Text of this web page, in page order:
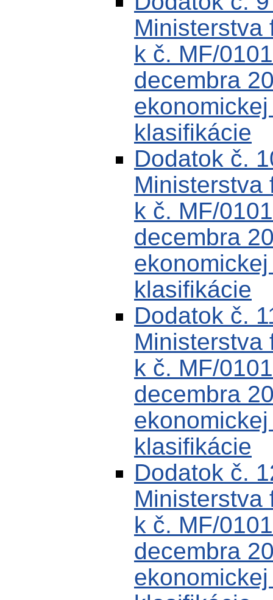
Ministerstva
k č. MF/
decembra
klasifikácie
Dodatok č.
Ministerstva
k č. MF/
decembra
klasifikácie
Dodatok č.
Ministerstva
k č. MF/
decembra
klasifikácie
Dodatok č.
Ministerstva
k č. MF/
decembra